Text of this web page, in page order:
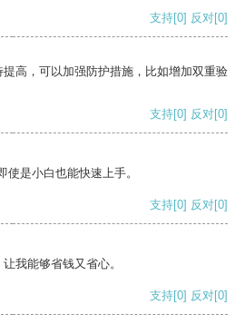
支持[0] 反对[0]
高，可以加强防护措施，比如增加双重验
支持[0] 反对[0]
是小白也能快速上手。
支持[0] 反对[0]
我能够省钱又省心。
支持[0] 反对[0]